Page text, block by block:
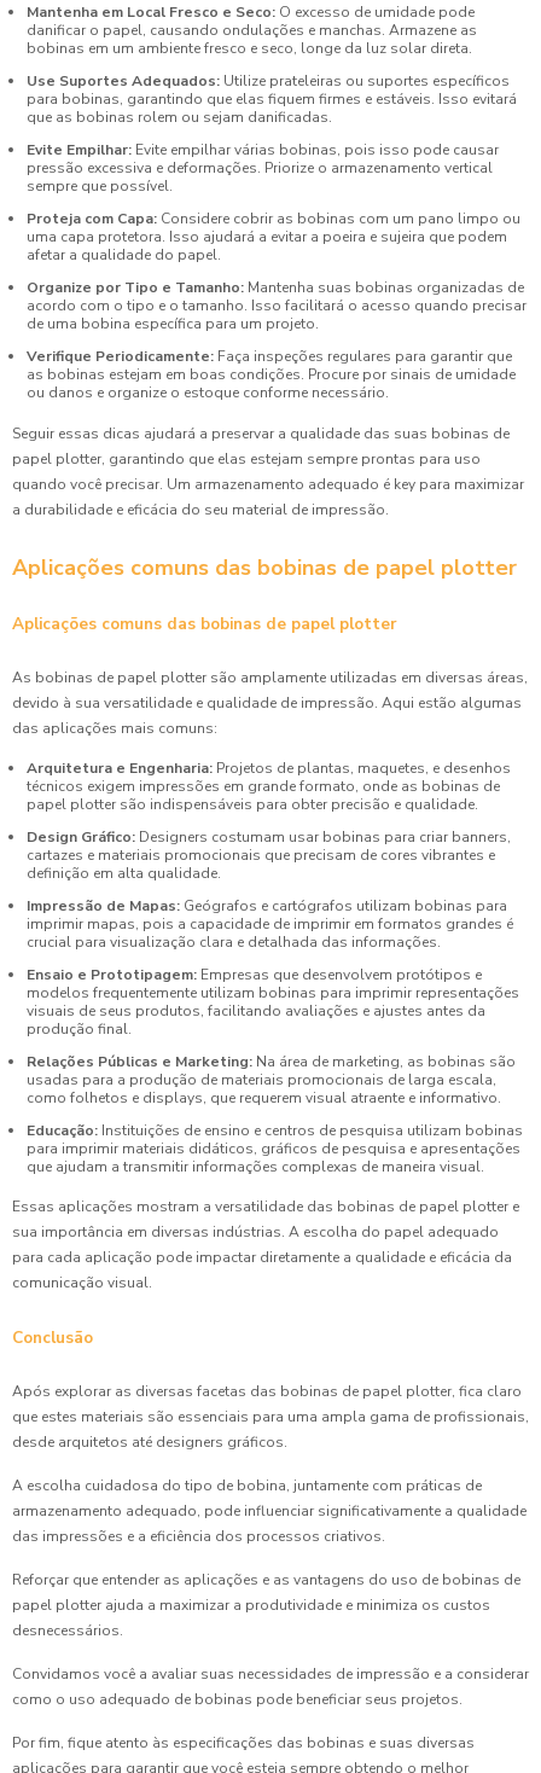
Mantenha em Local Fresco e Seco: O excesso de umidade pode
danificar o papel, causando ondulações e manchas. Armazene as
bobinas em um ambiente fresco e seco, longe da luz solar direta.
Use Suportes Adequados: Utilize prateleiras ou suportes específicos
para bobinas, garantindo que elas fiquem firmes e estáveis. Isso evitará
que as bobinas rolem ou sejam danificadas.
Evite Empilhar: Evite empilhar várias bobinas, pois isso pode causar
pressão excessiva e deformações. Priorize o armazenamento vertical
sempre que possível.
Proteja com Capa: Considere cobrir as bobinas com um pano limpo ou
uma capa protetora. Isso ajudará a evitar a poeira e sujeira que podem
afetar a qualidade do papel.
Organize por Tipo e Tamanho: Mantenha suas bobinas organizadas de
acordo com o tipo e o tamanho. Isso facilitará o acesso quando precisar
de uma bobina específica para um projeto.
Verifique Periodicamente: Faça inspeções regulares para garantir que
as bobinas estejam em boas condições. Procure por sinais de umidade
ou danos e organize o estoque conforme necessário.
Seguir essas dicas ajudará a preservar a qualidade das suas bobinas de
papel plotter, garantindo que elas estejam sempre prontas para uso
quando você precisar. Um armazenamento adequado é key para maximizar
a durabilidade e eficácia do seu material de impressão.
Aplicações comuns das bobinas de papel plotter
Aplicações comuns das bobinas de papel plotter
As bobinas de papel plotter são amplamente utilizadas em diversas áreas,
devido à sua versatilidade e qualidade de impressão. Aqui estão algumas
das aplicações mais comuns:
Arquitetura e Engenharia: Projetos de plantas, maquetes, e desenhos
técnicos exigem impressões em grande formato, onde as bobinas de
papel plotter são indispensáveis para obter precisão e qualidade.
Design Gráfico: Designers costumam usar bobinas para criar banners,
cartazes e materiais promocionais que precisam de cores vibrantes e
definição em alta qualidade.
Impressão de Mapas: Geógrafos e cartógrafos utilizam bobinas para
imprimir mapas, pois a capacidade de imprimir em formatos grandes é
crucial para visualização clara e detalhada das informações.
Ensaio e Prototipagem: Empresas que desenvolvem protótipos e
modelos frequentemente utilizam bobinas para imprimir representações
visuais de seus produtos, facilitando avaliações e ajustes antes da
produção final.
Relações Públicas e Marketing: Na área de marketing, as bobinas são
usadas para a produção de materiais promocionais de larga escala,
como folhetos e displays, que requerem visual atraente e informativo.
Educação: Instituições de ensino e centros de pesquisa utilizam bobinas
para imprimir materiais didáticos, gráficos de pesquisa e apresentações
que ajudam a transmitir informações complexas de maneira visual.
Essas aplicações mostram a versatilidade das bobinas de papel plotter e
sua importância em diversas indústrias. A escolha do papel adequado
para cada aplicação pode impactar diretamente a qualidade e eficácia da
comunicação visual.
Conclusão
Após explorar as diversas facetas das bobinas de papel plotter, fica claro
que estes materiais são essenciais para uma ampla gama de profissionais,
desde arquitetos até designers gráficos.
A escolha cuidadosa do tipo de bobina, juntamente com práticas de
armazenamento adequado, pode influenciar significativamente a qualidade
das impressões e a eficiência dos processos criativos.
Reforçar que entender as aplicações e as vantagens do uso de bobinas de
papel plotter ajuda a maximizar a produtividade e minimiza os custos
desnecessários.
Convidamos você a avaliar suas necessidades de impressão e a considerar
como o uso adequado de bobinas pode beneficiar seus projetos.
Por fim, fique atento às especificações das bobinas e suas diversas
aplicações para garantir que você esteja sempre obtendo o melhor